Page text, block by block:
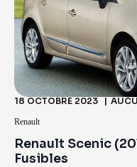
Renault Scenic
Fusibles
18 OCTOBRE 2023
Renault